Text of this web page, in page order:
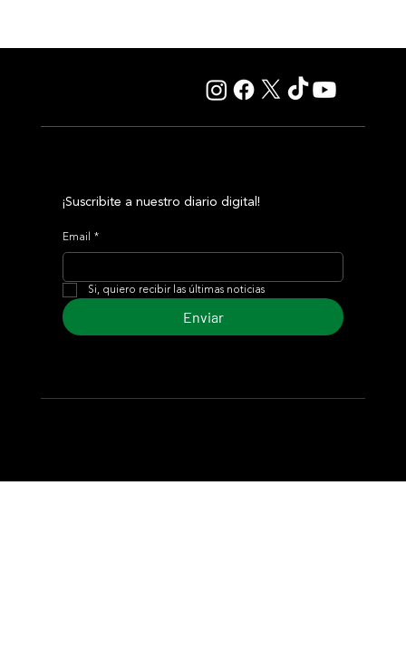
¡Suscribite a nuestro diario digital!
Email *
Si, quiero recibir las últimas noticias
Enviar